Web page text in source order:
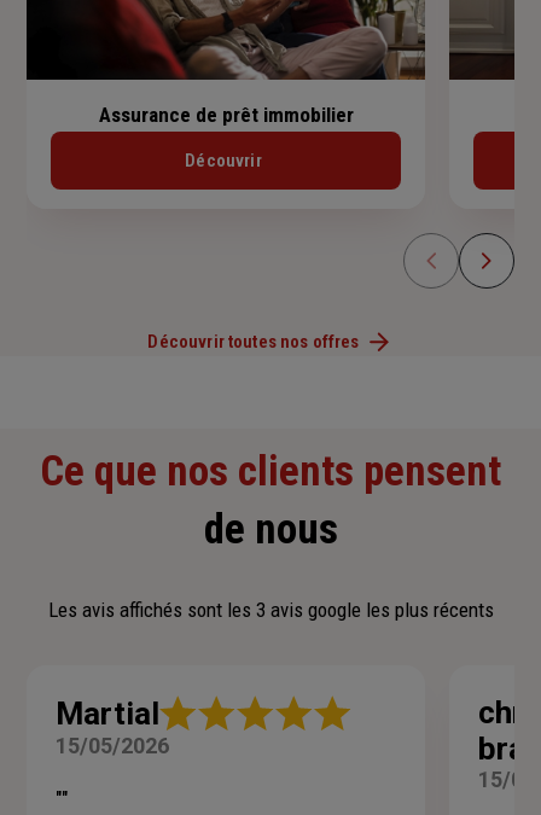
Assurance de prêt immobilier
Découvrir
Découvrir toutes nos offres
Ce que nos clients pensent
de nous
Les avis affichés sont les 3 avis google les plus récents
MartialNote
5
15/05/2026
""
15/